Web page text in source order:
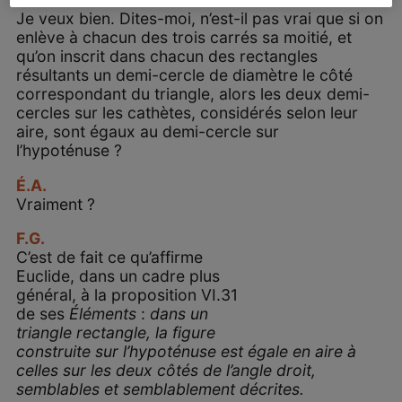
Je veux bien. Dites-moi, n’est-il pas vrai que si on
enlève à chacun des trois carrés sa moitié, et
qu’on inscrit dans chacun des rectangles
résultants un demi-cercle de diamètre le côté
correspondant du triangle, alors les deux demi-
cercles sur les cathètes, considérés selon leur
aire, sont égaux au demi-cercle sur
l’hypoténuse ?
É.A.
Vraiment ?
F.G.
C’est de fait ce qu’affirme
Euclide, dans un cadre plus
général, à la proposition VI.31
de ses Éléments: dans un
triangle rectangle, la figure
construite sur l’hypoténuse est égale en aire à
celles sur les deux côtés de l’angle droit,
semblables et semblablement décrites.